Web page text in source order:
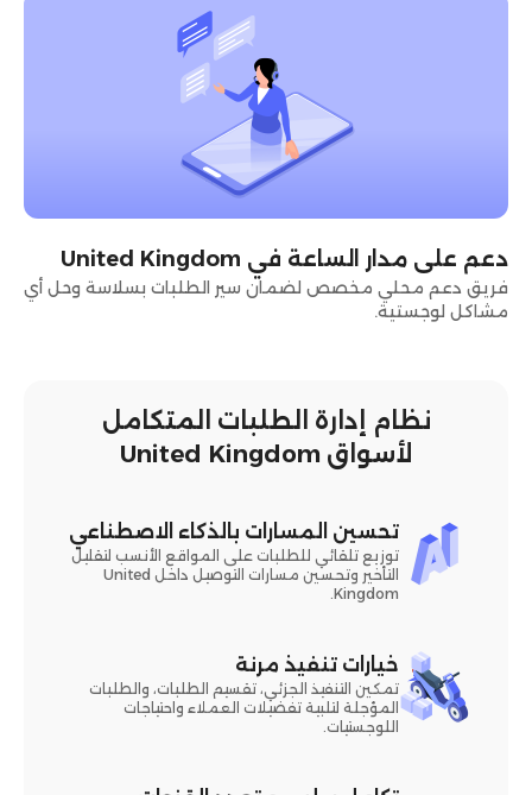
دعم على مدار الساعة في United Kingdom
فريق دعم محلي مخصص لضمان سير الطلبات بسلاسة وحل أي
مشاكل لوجستية.
نظام إدارة الطلبات المتكامل
لأسواق United Kingdom
تحسين المسارات بالذكاء الاصطناعي
توزيع تلقائي للطلبات على المواقع الأنسب لتقليل
التأخير وتحسين مسارات التوصيل داخل United
Kingdom.
خيارات تنفيذ مرنة
تمكين التنفيذ الجزئي، تقسيم الطلبات، والطلبات
المؤجلة لتلبية تفضيلات العملاء واحتياجات
اللوجستيات.